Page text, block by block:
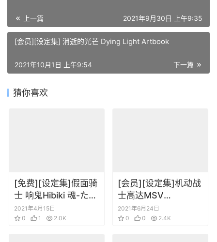
上一篇 2021年9月30日 上午9:35
[会员][设定集] 消逝的光芒 Dying Light Artbook
下一篇
2021年10月1日 上午9:54
猜你喜欢
[免费][设定集]假面骑
士 响鬼Hibiki 魂-たま
しい 特写写真集
2021年4月15日
0
1 2.0K
[会员][设定集]机动战
士高达MSV
Handbook复刻版 扎
古篇/吉恩军MS・MA
2021年6月24日
0
0 2.4K